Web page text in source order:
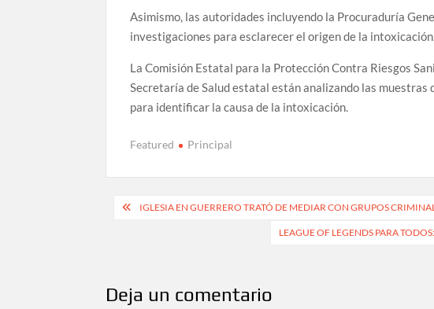
Asimismo, las autoridades incluyendo la Procuraduría
investigaciones para esclarecer el origen de la
La Comisión Estatal para la Protección Contra Riesgos
Secretaría de Salud estatal están analizando las
para identificar la causa de la intoxicación.
Featured Principal
Navegación
IGLESIA EN GUERRERO TRATÓ DE MEDIAR CON GRUPOS
LEAGUE OF LEGENDS PARA
Deja un comentario